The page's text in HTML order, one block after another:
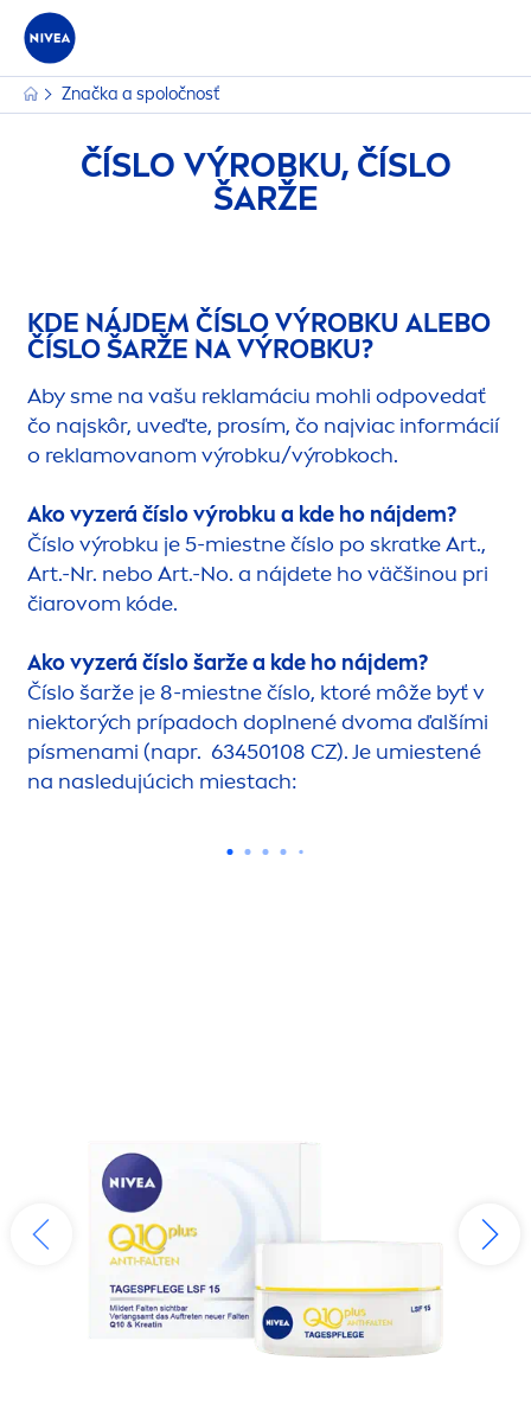
Značka a spoločnosť
ČÍSLO VÝROBKU, ČÍSLO
ŠARŽE
KDE NÁJDEM ČÍSLO VÝROBKU ALEBO
ČÍSLO ŠARŽE NA VÝROBKU?
Aby sme na vašu reklamáciu mohli odpovedať
čo najskôr, uveďte, prosím, čo najviac informácií
o reklamovanom výrobku/výrobkoch.
Ako vyzerá číslo výrobku a kde ho nájdem?
Číslo výrobku je 5-miestne číslo po skratke Art.,
Art.-Nr. nebo Art.-No. a nájdete ho väčšinou pri
čiarovom kóde.
Ako vyzerá číslo šarže a kde ho nájdem?
Číslo šarže je 8-miestne číslo, ktoré môže byť v
niektorých prípadoch doplnené dvoma ďalšími
písmenami (napr. 63450108 CZ). Je umiestené
na nasledujúcich miestach: